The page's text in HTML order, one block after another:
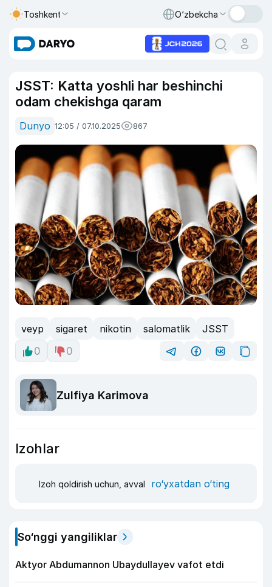
Toshkent O‘zbekcha
JSST: Katta yoshli har beshinchi
odam chekishga qaram
Dunyo 12:05 / 07.10.2025 867
veyp sigaret nikotin salomatlik
JSST
0
0
Zulfiya Karimova
Izohlar
Izoh qoldirish uchun, avval ro‘yxatdan o‘ting
So‘nggi yangiliklar
Aktyor Abdu­mannon Ubaydullayev vafot etdi